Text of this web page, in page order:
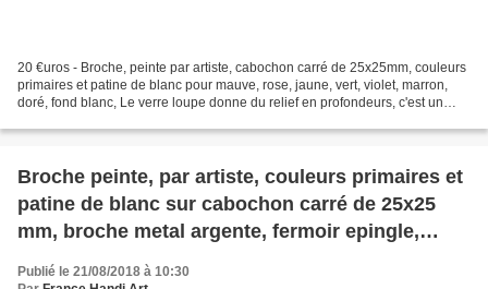
20 €uros - Broche, peinte par artiste, cabochon carré de 25x25mm, couleurs
primaires et patine de blanc pour mauve, rose, jaune, vert, violet, marron,
doré, fond blanc, Le verre loupe donne du relief en profondeurs, c'est un
Broche peinte, par artiste, couleurs primaires et
patine de blanc sur cabochon carré de 25x25
mm, broche metal argente, fermoir epingle,
Publié le 21/08/2018 à 10:30